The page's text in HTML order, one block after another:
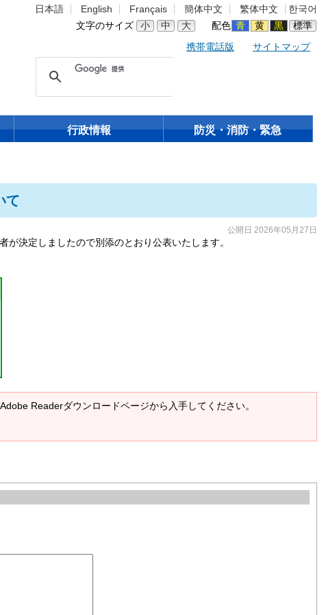
日本語 English Français 簡体中文 繁体中文
한국어
文字のサイズ
小 中 大 配色 青 黄 黒 標準
携帯電話版 サイトマップ
行政情報 防災・消防・緊急
て
公開日 2026年05月27日
決定しましたので別添のとおり公表いたします。
Readerダウンロードページから入手してください。